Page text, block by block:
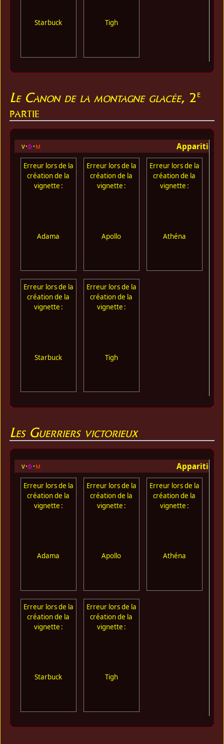
Starbuck Tigh
Le Canon de la montagne glacée, 2e
partie
v d m Apparition
Erreur lors de la
création de la
vignette :
Adama
Erreur lors de la
création de la
vignette :
Apollo
Erreur lors de la
création de la
vignette :
Athéna
Erreur lors de la
création de la
vignette :
Starbuck
Erreur lors de la
création de la
vignette :
Tigh
Les Guerriers victorieux
v d m Apparition
Erreur lors de la
création de la
vignette :
Adama
Erreur lors de la
création de la
vignette :
Apollo
Erreur lors de la
création de la
vignette :
Athéna
Erreur lors de la
création de la
vignette :
Starbuck
Erreur lors de la
création de la
vignette :
Tigh